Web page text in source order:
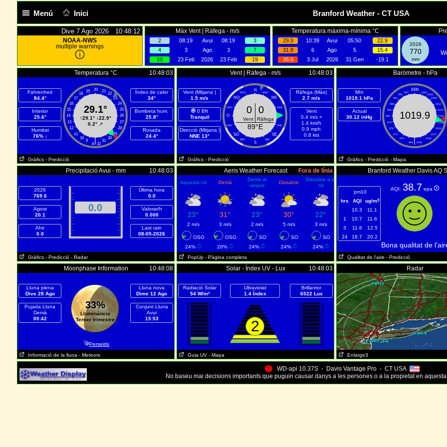
Menú Inici Branford Weather - CT USA
Dive 7 Ago 2026 10:48:12
NOAA-NWS
multiple warnings
Màx Vent | Ràfega - m/s
2 08:19 Avui 08:19
3
4
3 Ago 3
7
10
23 Feb 2026 23 Feb 19
Temperatura màxima-mínima °C
29.0 10:39 Avui 05:50
22.9
31.8
6 Ago 5
15.4
35.0
3 Jul 2026 31 Gen -19.1
2026
770
mm
Temperatura °C 10:48:03
Fahrenheit
84.4°
Interior
25.6°
Humitat
76% ↓
20
19 21
18
22
17
23
16
24
15
25
14
26
13
27
12
28
11
29
10
30
9 31
8 32
|
29.1°
↑29.1°↓22.9°
0.2° ↗
Índex de calor
34°
Bombeta hum.
25.8°
Rosada
24.4°
Gràfics - Predicció
Vent | Ràfega - m/s 10:48:03
Vent (Mitjana )
1.5 m/s
0 Bft
Tranquil
Direcció (Mitjana )
NNE 13°
N
NO
NE
O E
SO
SE
S
NNO NNE
ONO ENE
OSO ESE
SSO SSE
0 0
Vent Ràfega
89°E
Ràfega (Màx)
2.7 m/s
Vent
0.4 m/s =
1.4 km/h
0.9 mph
0.8 kts
Gràfics - Predicció
Baròmetre - hPa
Mín
1019.1 hPa
Actual
30.12 inHg
1000
991 1009
982 1018
973 1027
997 1003
994 1006
988
1012
985
1015
979
1021
976
1024
970
1030
964
1036
|
1019.9
Gràfics - Predicció - Mapa
Precipitació Avui - mm 10:48:03
2026
769.6
Agost
20.1
Ahir
0.0
0.0
Última hora
0.0
Valorar/h
0.000
Last rain
08-05-2026
Gràfics - Predicció - Radar
Aeris Weather Forecast Fora de línia
Aquesta nit Demà
Demà al
vespre
Dissabte
Dissabte a la
nit
23° 31° 23° 30° 22°
2 m/s 3 m/s 2 m/s 5 m/s 3 m/s
OSO OSO SO SO
SO
24%
20% 24% 24%
24%
PopUp - Pàgina completa
Branford Weather Davis AQ
pm10
hrs
AQI ug/m3
10.3
11.1
1
10.7
11.6
3
11.6
12.5
24
18.7 20.2
AQI: 38.7 epa
Bona qualitat de
Qualitat de l'aire - Predicció
Moonphase Information 10:48:08
Lluna plena
Dive 28 Ago
Pujada Lluna
Demà
00:42
33%
Lluminància
Tercer trimestre
Lluna nova
Dime 12 Ago
Conjunt Lluna
Avui
15:53
Perseids
Informació de la lluna - Meteors
Solar - Índex UV - Lux 10:48:03
Radiació Solar
54 W/m²
Ultraviolat
1.4 Índex
2
Brillantor
6522 Lux
Guia UV - Mapa
Radar
Enlarge3
!
WD-api 10.37S - Davis Vantage Pro - CT USA
No baseu mai decisions importants que puguin causar danys a les persones o a la propietat en